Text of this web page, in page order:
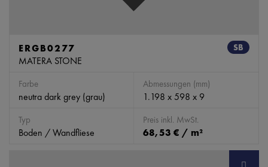
SB
ERGB0277
MATERA STONE
Farbe
neutra dark grey (grau)
Abmessungen (mm)
1.198 x 598 x 9
Typ
Boden / Wandfliese
Preis inkl. MwSt.
68,53 € / m²